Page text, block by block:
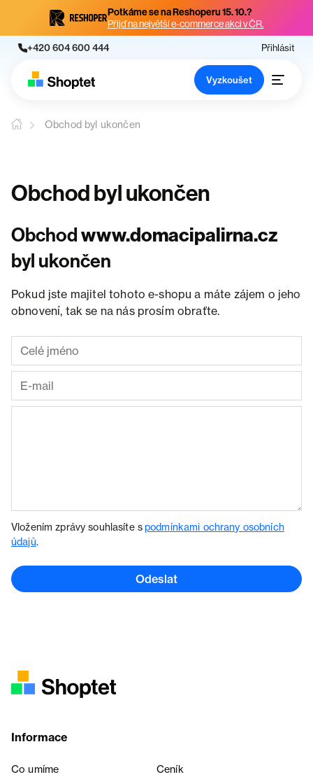
Potkáme se na Reshoperu 15. 10.?
Přijď na největší e-commerce akci v ČR.
+420 604 600 444 Přihlásit
Vyzkoušet
Obchod byl ukončen
Obchod byl ukončen
Obchodwww.domacipalirna.cz
byl ukončen
Pokud jste majitel tohoto e-shopu a máte zájem o jeho
obnovení, tak se na nás prosím obraťte.
Vložením zprávy souhlasíte spodmínkami ochrany osobních
údajů.
Odeslat
Informace
Co umíme
Ceník